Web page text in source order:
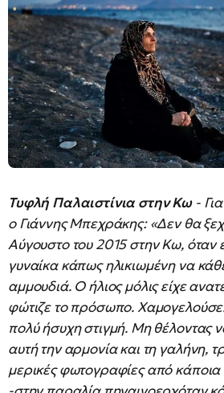
Τυφλή Παλαιστίνια στην Κω -
ο Γιάννης Μπεχράκης: «Δεν θα
Αύγουστο του 2015 στην Κω, όταν
γυναίκα κάπως ηλικιωμένη να
αμμουδιά. Ο ήλιος μόλις είχε
φώτιζε το πρόσωπο.
πολύ ήσυχη στιγμή. Μη θέλοντας
αυτή την αρμονία και τη γαλήνη,
μερικές φωτογραφίες από